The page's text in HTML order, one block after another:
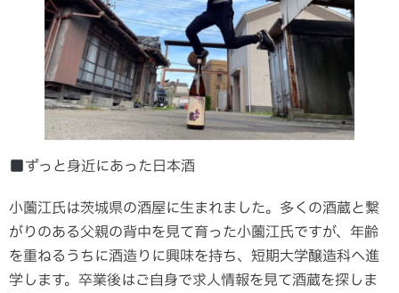
ずっと身近にあった日本酒
小薗江氏は茨城県の酒屋に生まれました。多くの酒蔵と繋
がりのある父親の背中を見て育った小薗江氏ですが、年齢
を重ねるうちに酒造りに興味を持ち、短期大学醸造科へ進
学します。卒業後はご自身で求人情報を見て酒蔵を探しま